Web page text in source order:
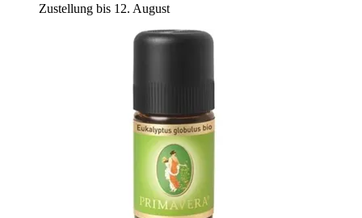
Zustellung bis 12. August